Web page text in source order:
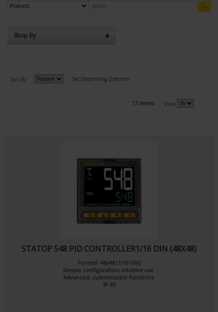
Shop By
Sort By Set Descending Direction
13 item(s) Show
STATOP 548 PID CONTROLLER1/16 DIN (48X48)
Format: 48x48 (1/16 DIN)
Simple configuration, intuitive use
Advanced, customizable functions
IP 65